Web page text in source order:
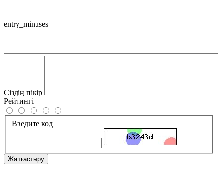
entry_minuses
Сіздің пікір
Рейтингі
Введите код
Жалғастыру